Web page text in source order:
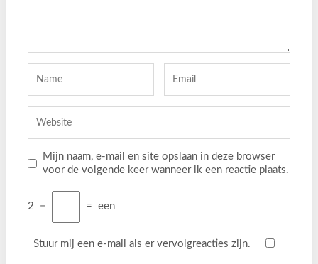
Mijn naam, e-mail en site opslaan in deze browser
voor de volgende keer wanneer ik een reactie plaats.
2 − = een
Stuur mij een e-mail als er vervolgreacties zijn.